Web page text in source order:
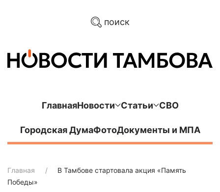
поиск
ГлавнаяНовости Статьи СВО
Городская ДумаФотоДокументы и МПА
Главная
В Тамбове стартовала акция «Память
Победы»